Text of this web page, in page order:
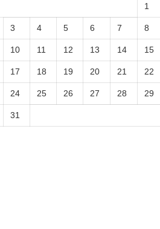
1
3 4 5 6 7 8
10 11 12 13 14 15
17 18 19 20 21 22
24 25 26 27 28 29
31